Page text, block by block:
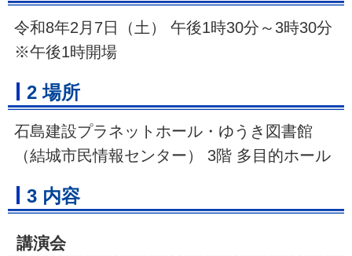
令和8年2月7日（土） 午後1時30分～3時30分
※午後1時開場
2 場所
石島建設プラネットホール・ゆうき図書館
（結城市民情報センター） 3階 多目的ホール
3 内容
講演会